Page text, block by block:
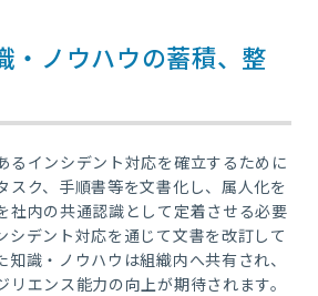
・ノウハウの蓄積、整
るインシデント対応を確立するために
スク、手順書等を文書化し、属人化を
社内の共通認識として定着させる必要
シデント対応を通じて文書を改訂して
識・ノウハウは組織内へ共有され、
リエンス能力の向上が期待されます。